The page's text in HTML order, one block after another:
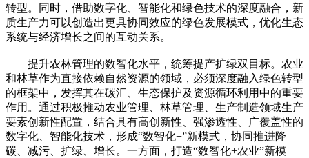
转型。同时，借助数字化、智能化和绿色技术的深度融合，新
质生产力可以创造出更具协同效应的绿色发展模式，优化生态
系统与经济增长之间的互动关系。
提升农林管理的数智化水平，统筹提产扩绿双目标。农业
和林草作为直接依赖自然资源的领域，必须深度融入绿色转型
的框架中，发挥其在碳汇、生态保护及资源循环利用中的重要
作用。通过积极推动农业管理、林草管理、生产制造领域生产
要素创新性配置，结合具有高创新性、强渗透性、广覆盖性的
数字化、智能化技术，形成“数智化+”新模式，协同推进降
碳、减污、扩绿、增长。一方面，打造“数智化+农业”新模